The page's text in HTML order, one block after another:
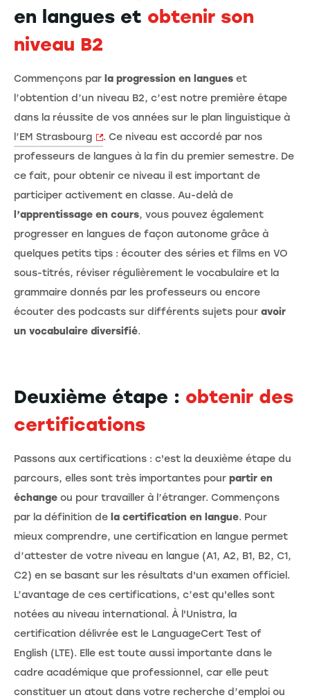
en langues et obtenir son
niveau B2
Commençons par la progression en langues et
l’obtention d’un niveau B2, c’est notre première étape
dans la réussite de vos années sur le plan linguistique à
l’EM Strasbourg
. Ce niveau est accordé par nos
professeurs de langues à la fin du premier semestre. De
ce fait, pour obtenir ce niveau il est important de
participer activement en classe. Au-delà de
l’apprentissage en cours, vous pouvez également
progresser en langues de façon autonome grâce à
quelques petits tips : écouter des séries et films en VO
sous-titrés, réviser régulièrement le vocabulaire et la
grammaire donnés par les professeurs ou encore
écouter des podcasts sur différents sujets pour avoir
un vocabulaire diversifié.
Deuxième étape : obtenir des
certifications
Passons aux certifications : c'est la deuxième étape du
parcours, elles sont très importantes pour partir en
échange ou pour travailler à l’étranger. Commençons
par la définition de la certification en langue. Pour
mieux comprendre, une certification en langue permet
d’attester de votre niveau en langue (A1, A2, B1, B2, C1,
C2) en se basant sur les résultats d'un examen officiel.
L’avantage de ces certifications, c’est qu'elles sont
notées au niveau international. À l'Unistra, la
certification délivrée est le LanguageCert Test of
English (LTE). Elle est toute aussi importante dans le
cadre académique que professionnel, car elle peut
constituer un atout dans votre recherche d’emploi ou